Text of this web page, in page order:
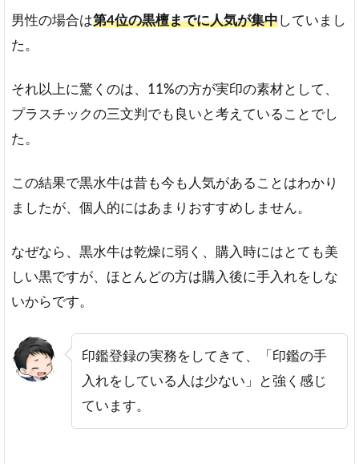
気
種
類
を
説
（つ
げ・
あか
黒壇
（こ
くた
ん）
杉・
男性の場合は第4位の黒檀までに人気が集中していまし
た。
それ以上に驚くのは、11%の方が実印の素材として、
プラスチックの三文判でも良いと考えていることでし
た。
この結果で黒水牛は昔も今も人気があることはわかり
ましたが、個人的にはあまりおすすめしません。
なぜなら、黒水牛は乾燥に弱く、購入時にはとても美
しい黒ですが、ほとんどの方は購入後に手入れをしな
いからです。
印鑑登録の実務をしてきて、「印鑑の手
入れをしている人は少ない」と強く感じ
ています。